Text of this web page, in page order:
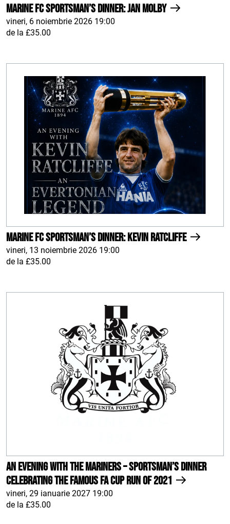
Marine FC Sportsman’s Dinner: Jan Molby
vineri, 6 noiembrie 2026 19:00
de la £35.00
Marine FC Sportsman’s Dinner: Kevin Ratcliffe
vineri, 13 noiembrie 2026 19:00
de la £35.00
An Evening With The Mariners – Sportsman’s Dinner
celebrating the famous FA Cup run of 2021
vineri, 29 ianuarie 2027 19:00
de la £35.00